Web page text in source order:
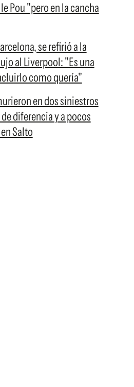
Pou "pero en la cancha
se refirió a la
al Liverpool: "Es una
como quería"
en dos siniestros
diferencia y a pocos
Salto